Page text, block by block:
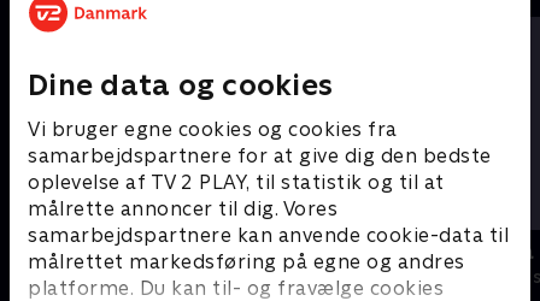
Dine data og cookies
Vi bruger egne cookies og cookies fra
samarbejdspartnere for at give dig den bedste
oplevelse af TV 2 PLAY, til statistik og til at
målrette annoncer til dig. Vores
samarbejdspartnere kan anvende cookie-data til
målrettet markedsføring på egne og andres
platforme. Du kan til- og fravælge cookies
Miniteve: Transportmidler
Børneserier • 1 sæsoner
Miniteve:
Børneserier • 1